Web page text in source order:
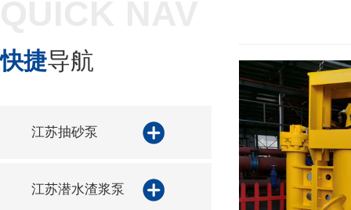
快捷导航
江苏抽砂泵
江苏潜水渣浆泵